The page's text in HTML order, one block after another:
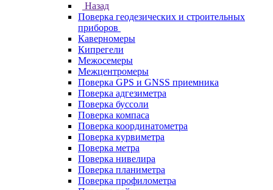
Назад
Поверка геодезических и строительных
приборов
Каверномеры
Кипрегели
Межосемеры
Межцентромеры
Поверка GPS и GNSS приемника
Поверка адгезиметра
Поверка буссоли
Поверка компаса
Поверка координатометра
Поверка курвиметра
Поверка метра
Поверка нивелира
Поверка планиметра
Поверка профилометра